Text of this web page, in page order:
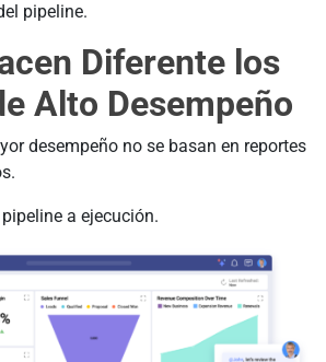
pipeline.
Diferente los
Alto Desempeño
desempeño no se basan en reportes
a ejecución.